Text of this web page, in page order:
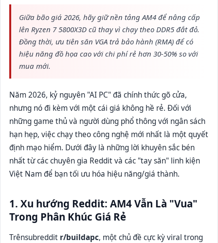
Giữa bão giá 2026, hãy giữ nền tảng AM4 để nâng cấp
lên Ryzen 7 5800X3D cũ thay vì chạy theo DDR5 đắt đỏ.
Đồng thời, ưu tiên săn VGA trả bảo hành (RMA) để có
hiệu năng đồ họa cao với chi phí rẻ hơn 30-50% so với
mua mới.
Năm 2026, kỷ nguyên "AI PC" đã chính thức gõ cửa,
nhưng nó đi kèm với một cái giá không hề rẻ. Đối với
những game thủ và người dùng phổ thông với ngân sách
hạn hẹp, việc chạy theo công nghệ mới nhất là một quyết
định mạo hiểm. Dưới đây là những lời khuyên sắc bén
nhất từ các chuyên gia Reddit và các "tay săn" linh kiện
Việt Nam để bạn tối ưu hóa hiệu năng/giá thành.
1. Xu hướng Reddit: AM4 Vẫn Là "Vua"
Trong Phân Khúc Giá Rẻ
Trênsubreddit r/buildapc, một chủ đề cực kỳ viral trong